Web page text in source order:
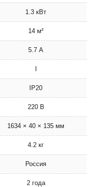
1.3 кВт
14 м²
5.7 А
IP20
220 В
1634 × 40 × 135 мм
4.2 кг
Россия
2 года